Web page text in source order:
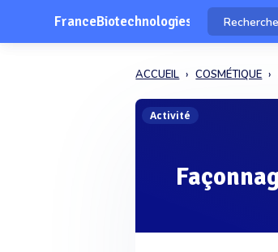
FranceBiotechnologies
ACCUEIL COSMÉTIQUE
Activité